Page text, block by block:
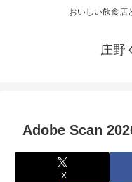
おいしい飲食店
庄野
Adobe Scan
X